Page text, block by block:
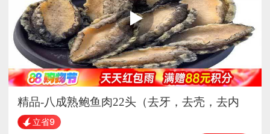
精品-八成熟鲍鱼肉22头（去牙，去壳，去内
脏）立省9